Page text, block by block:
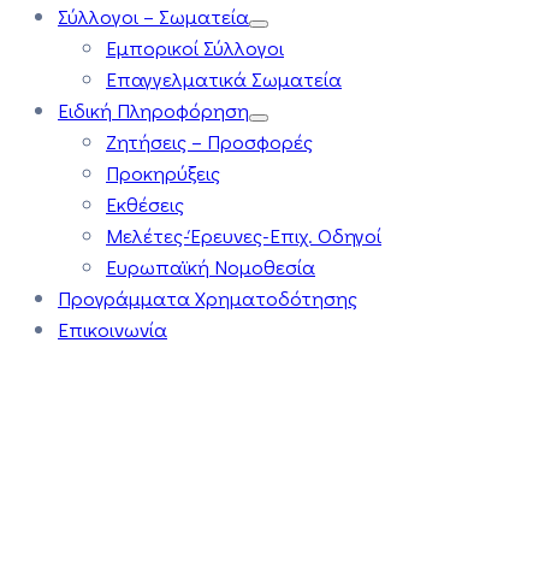
Σύλλογοι – Σωματεία
Εμπορικοί Σύλλογοι
Επαγγελματικά Σωματεία
Ειδική Πληροφόρηση
Ζητήσεις – Προσφορές
Προκηρύξεις
Εκθέσεις
Μελέτες-Έρευνες-Επιχ. Οδηγοί
Ευρωπαϊκή Νομοθεσία
Προγράμματα Χρηματοδότησης
Επικοινωνία